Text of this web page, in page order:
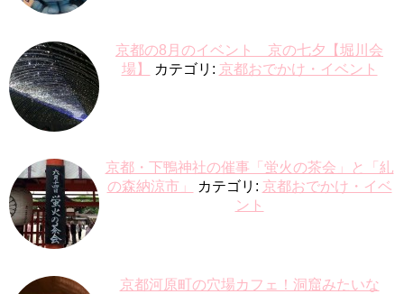
京都の8月のイベント 京の七夕【堀川会
場】
カテゴリ: 京都おでかけ・イベント
京都・下鴨神社の催事「蛍火の茶会」と「糺
の森納涼市」
カテゴリ: 京都おでかけ・イベ
ント
京都河原町の穴場カフェ！洞窟みたいな